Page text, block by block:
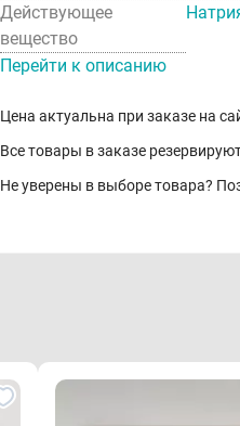
Действующее
вещество
Перейти к описанию
Цена актуальна при заказе на
Все товары в заказе
Не уверены в выборе товара?